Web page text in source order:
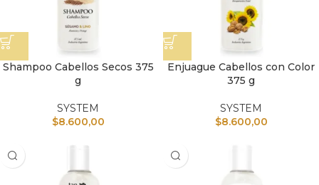
Shampoo Cabellos Secos 375
g
SYSTEM
$8.600,00
Enjuague Cabellos con Color
375 g
SYSTEM
$8.600,00